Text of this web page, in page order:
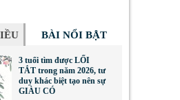
BÀI NỔI BẬT
3 tuổi tìm được LỐI
TẮT trong năm 2026, tư
duy khác biệt tạo nên sự
GIÀU CÓ